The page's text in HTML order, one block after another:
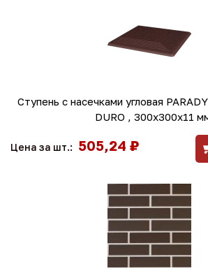
Ступень с насечками угловая
DURO , 300x300x11
Цена за шт.: 505,24 ₽